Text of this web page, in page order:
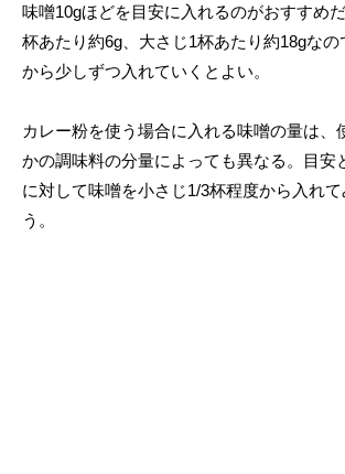
味噌10gほどを目安に入れるのがおすすめ
杯あたり約6g、大さじ1杯あたり約18gな
から少しずつ入れていくとよい。
カレー粉を使う場合に入れる味噌の量は、
かの調味料の分量によっても異なる。目安
に対して味噌を小さじ1/3杯程度から入れ
う。